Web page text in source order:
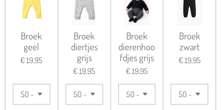
Broek
geel
€ 19,95
Broek
diertjes
grijs
€ 19,95
Broek
dierenhoo
fdjes grijs
€ 19,95
Broek
zwart
€ 19,95